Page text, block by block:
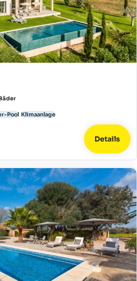
Pool Klimaanlage
Details